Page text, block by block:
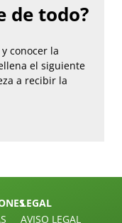
de todo?
conocer la
el siguiente
a recibir la
LEGAL
AVISO LEGAL